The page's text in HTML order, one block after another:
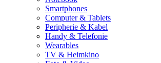
Smartphones
Computer & Tablets
Peripherie & Kabel
Handy & Telefonie
Wearables
TV & Heimkino